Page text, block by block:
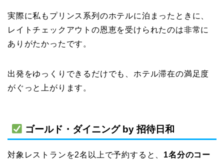
実際に私もプリンス系列のホテルに泊まったときに、
レイトチェックアウトの恩恵を受けられたのは非常に
ありがたかったです。
出発をゆっくりできるだけでも、ホテル滞在の満足度
がぐっと上がります。
ゴールド・ダイニング by 招待日和
対象レストランを2名以上で予約すると、 1名分のコー